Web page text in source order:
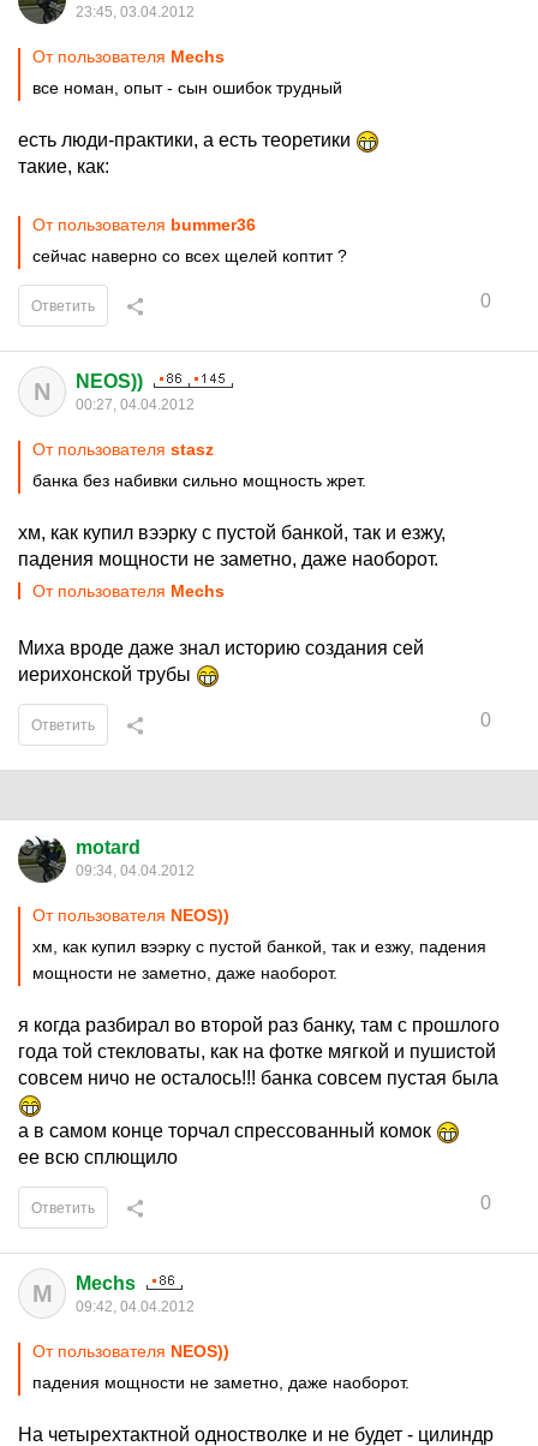
23:45, 03.04.2012
От пользователя Mechs
все номан, опыт - сын ошибок трудный
есть люди-практики, а есть теоретики
такие, как:
От пользователя bummer36
сейчас наверно со всех щелей коптит ?
0
Ответить
N NEOS))
00:27, 04.04.2012
От пользователя stasz
банка без набивки сильно мощность жрет.
хм, как купил вээрку с пустой банкой, так и езжу,
падения мощности не заметно, даже наоборот.
От пользователя Mechs
Миха вроде даже знал историю создания сей
иерихонской трубы
0
Ответить
motard
09:34, 04.04.2012
От пользователя NEOS))
хм, как купил вээрку с пустой банкой, так и езжу, падения
мощности не заметно, даже наоборот.
я когда разбирал во второй раз банку, там с прошлого
года той стекловаты, как на фотке мягкой и пушистой
совсем ничо не осталось!!! банка совсем пустая была
а в самом конце торчал спрессованный комок
ее всю сплющило
0
Ответить
M Mechs
09:42, 04.04.2012
От пользователя NEOS))
падения мощности не заметно, даже наоборот.
На четырехтактной одностволке и не будет - цилиндр